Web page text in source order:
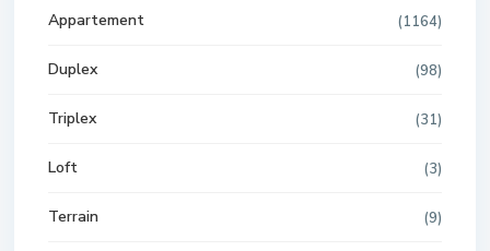
Appartement (1164)
Duplex (98)
Triplex (31)
Loft (3)
Terrain (9)